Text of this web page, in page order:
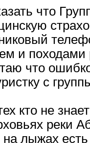
что
и
что
с
кто не
реки
лыжах